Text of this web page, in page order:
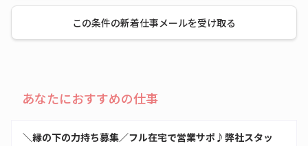
この条件の新着仕事メールを受け取る
あなたにおすすめの仕事
＼縁の下の力持ち募集／フル在宅で営業サポ♪弊社スタッ